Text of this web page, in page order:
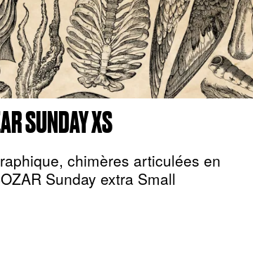
SUNDAY XS
chimères articulées en
Sunday extra Small